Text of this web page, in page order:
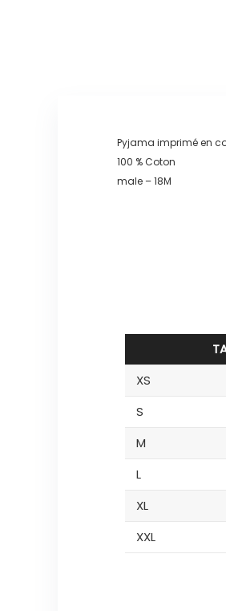
Pyjama imprimé en
100 % Coton
male – 18M
XS
S
M
L
XL
XXL